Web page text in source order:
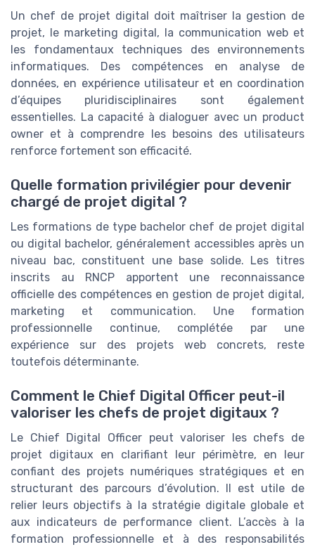
Un chef de projet digital doit maîtriser la gestion de
projet, le marketing digital, la communication web et
les fondamentaux techniques des environnements
informatiques. Des compétences en analyse de
données, en expérience utilisateur et en coordination
d’équipes pluridisciplinaires sont également
essentielles. La capacité à dialoguer avec un product
owner et à comprendre les besoins des utilisateurs
renforce fortement son efficacité.
Quelle formation privilégier pour devenir
chargé de projet digital ?
Les formations de type bachelor chef de projet digital
ou digital bachelor, généralement accessibles après un
niveau bac, constituent une base solide. Les titres
inscrits au RNCP apportent une reconnaissance
officielle des compétences en gestion de projet digital,
marketing et communication. Une formation
professionnelle continue, complétée par une
expérience sur des projets web concrets, reste
toutefois déterminante.
Comment le Chief Digital Officer peut-il
valoriser les chefs de projet digitaux ?
Le Chief Digital Officer peut valoriser les chefs de
projet digitaux en clarifiant leur périmètre, en leur
confiant des projets numériques stratégiques et en
structurant des parcours d’évolution. Il est utile de
relier leurs objectifs à la stratégie digitale globale et
aux indicateurs de performance client. L’accès à la
formation professionnelle et à des responsabilités